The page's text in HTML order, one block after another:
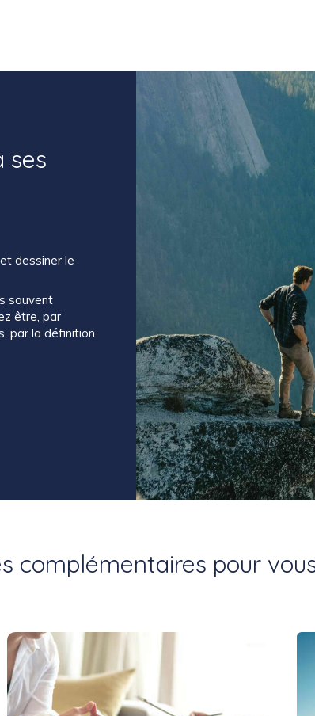
ses
dessiner le
souvent
être, par
par la définition
complémentaires pour